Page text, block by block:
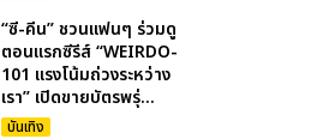
“ซี-คีน” ชวนแฟนๆ ร่วมดู
ตอนแรกซีรีส์ “WEIRDO-
101 แรงโน้มถ่วงระหว่าง
เรา” เปิดขายบัตรพรุ่...
บันเทิง